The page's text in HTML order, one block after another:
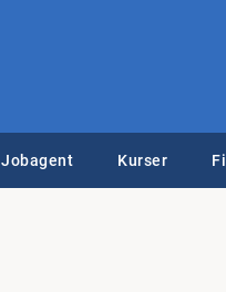
Jobagent Kurser